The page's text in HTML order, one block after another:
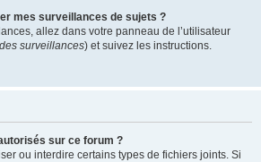
mes surveillances de sujets ?
allez dans votre panneau de l’utilisateur
surveillances) et suivez les instructions.
sur ce forum ?
ou interdire certains types de fichiers joints. Si